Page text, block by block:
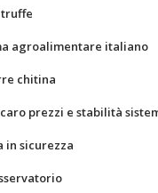
agroalimentare italiano
chitina
prezzi e stabilità
in sicurezza